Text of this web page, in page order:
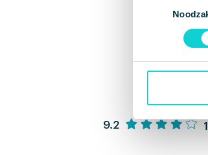
9.2